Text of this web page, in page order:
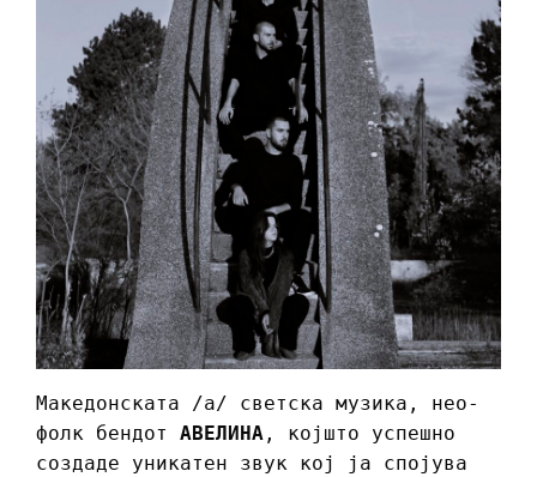
Македонската /а/ светска музика, нео-
фолк бендот АВЕЛИНА , којшто успешно
создаде уникатен звук кој ја спојува